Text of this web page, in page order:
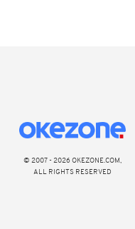
© 2007 - 2026 OKEZONE.COM,
ALL RIGHTS RESERVED